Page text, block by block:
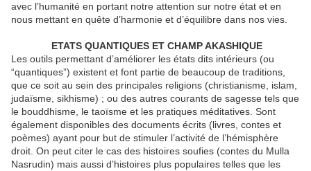
avec l’humanité en portant notre attention sur notre état et en
nous mettant en quête d’harmonie et d’équilibre dans nos vies.
ETATS QUANTIQUES ET CHAMP AKASHIQUE
Les outils permettant d’améliorer les états dits intérieurs (ou
“quantiques”) existent et font partie de beaucoup de traditions,
que ce soit au sein des principales religions (christianisme, islam,
judaïsme, sikhisme) ; ou des autres courants de sagesse tels que
le bouddhisme, le taoïsme et les pratiques méditatives. Sont
également disponibles des documents écrits (livres, contes et
poèmes) ayant pour but de stimuler l’activité de l’hémisphère
droit. On peut citer le cas des histoires soufies (contes du Mulla
Nasrudin) mais aussi d’histoires plus populaires telles que les